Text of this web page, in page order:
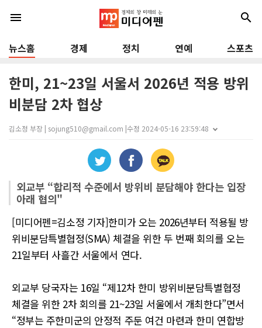
menu search
뉴스홈 경제 정치 연예 스포츠
한미, 21~23일 서울서 2026년 적용 방위
비분담 2차 협상
김소정 부장 | sojung510@gmail.com |수정 2024-05-16 23:59:48
외교부 “합리적 수준에서 방위비 분담해야 한다는 입장
아래 협의"
[미디어펜=김소정 기자]한미가 오는 2026년부터 적용될 방
위비분담특별협정(SMA) 체결을 위한 두 번째 회의를 오는
21일부터 사흘간 서울에서 연다.
외교부 당국자는 16일 “제12차 한미 방위비분담특별협정
체결을 위한 2차 회의를 21~23일 서울에서 개최한다”면서
“정부는 주한미군의 안정적 주둔 여건 마련과 한미 연합방